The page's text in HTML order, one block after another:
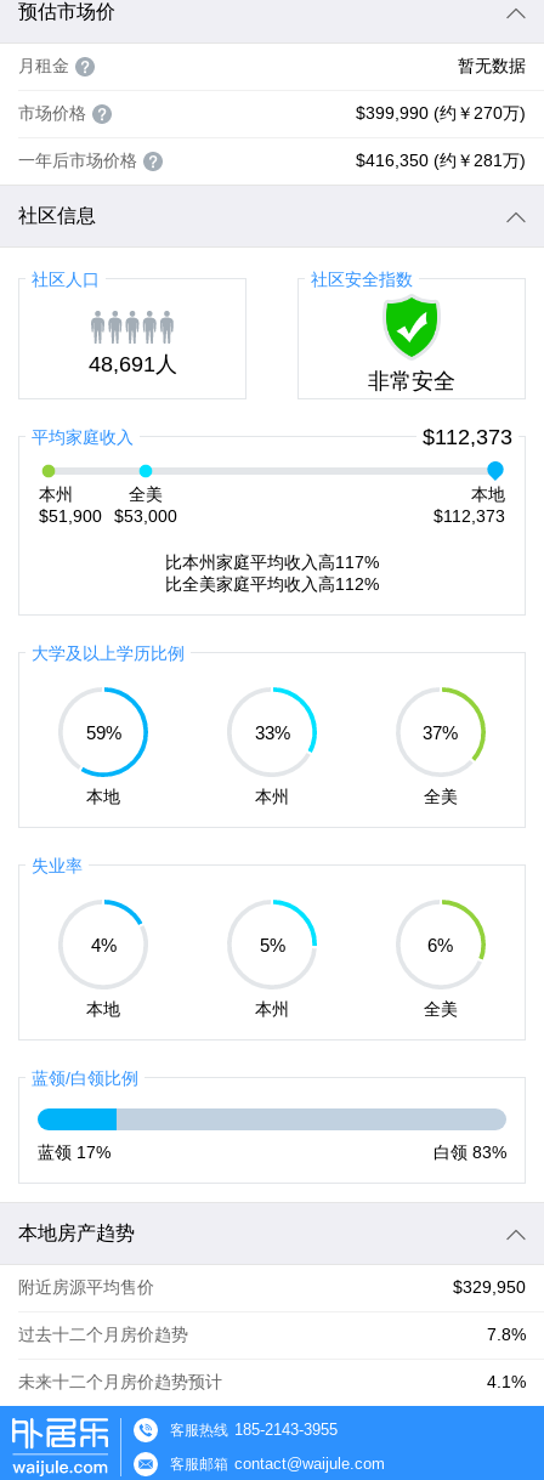
预估市场价
月租金 暂无数据
市场价格 $399,990 (约￥270万)
一年后市场价格 $416,350 (约￥281万)
社区信息
社区人口
48,691人
社区安全指数
非常安全
平均家庭收入 $112,373
本州
$51,900
全美
$53,000
本地
$112,373
比本州家庭平均收入高117%
比全美家庭平均收入高112%
大学及以上学历比例
59%
本地
33%
本州
37%
全美
失业率
4%
本地
5%
本州
6%
全美
蓝领/白领比例
蓝领 17% 白领 83%
本地房产趋势
附近房源平均售价 $329,950
过去十二个月房价趋势 7.8%
未来十二个月房价趋势预计 4.1%
客服热线 185-2143-3955
客服邮箱 contact@waijule.com